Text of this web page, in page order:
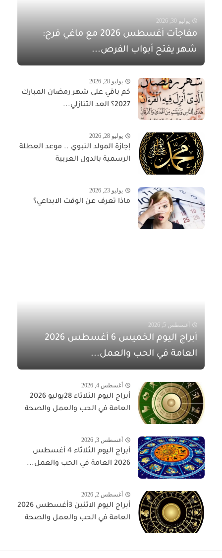
يوليو 30, 2026
مفاجآت أغسطس 2026 مع ماغي فرح:
شهر يفتح أبواب الفرص...
يوليو 28, 2026
كم باقي على شهر رمضان المبارك
2027؟ العد التنازلي...
يوليو 28, 2026
إجازة المولد النبوي .. موعد العطلة
الرسمية بالدول العربية
يوليو 23, 2026
ماذا تعرف عن الوقت الابداعي؟
أغسطس 5, 2026
أبراج اليوم الخميس 6 أغسطس 2026
العامة في الحب والعمل...
أغسطس 4, 2026
أبراج اليوم الثلاثاء 28يوليو 2026
العامة في الحب والعمل والصحة
أغسطس 3, 2026
أبراج اليوم الثلاثاء 4 أغسطس
2026 العامة في الحب والعمل...
أغسطس 2, 2026
أبراج اليوم الاثنين 3أغسطس 2026
العامة في الحب والعمل والصحة